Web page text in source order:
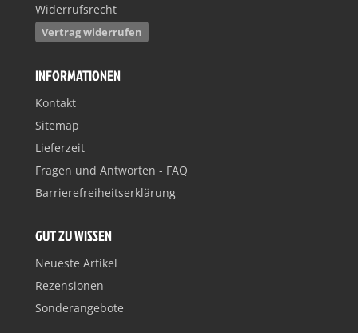
Widerrufsrecht
Vertrag widerrufen
INFORMATIONEN
Kontakt
Sitemap
Lieferzeit
Fragen und Antworten - FAQ
Barrierefreiheitserklärung
GUT ZU WISSEN
Neueste Artikel
Rezensionen
Sonderangebote